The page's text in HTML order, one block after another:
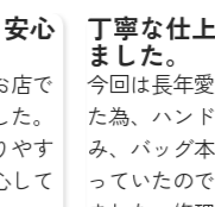
心
で
。
す
て
丁寧な仕
ました。
今回は長年
た為、ハン
み、バッグ
っていたの